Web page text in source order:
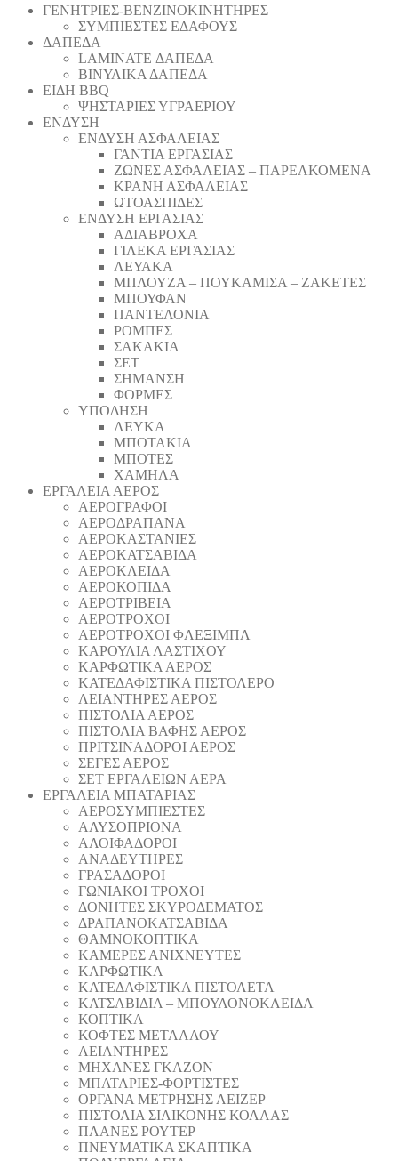
ΓΕΝΗΤΡΙΕΣ-ΒΕΝΖΙΝΟΚΙΝΗΤΗΡΕΣ
ΣΥΜΠΙΕΣΤΕΣ ΕΔΑΦΟΥΣ
ΔΑΠΕΔΑ
LAMINATE ΔΑΠΕΔΑ
ΒΙΝΥΛΙΚΑ ΔΑΠΕΔΑ
ΕΙΔΗ BBQ
ΨΗΣΤΑΡΙΕΣ ΥΓΡΑΕΡΙΟΥ
ΕΝΔΥΣΗ
ΕΝΔΥΣΗ ΑΣΦΑΛΕΙΑΣ
ΓΑΝΤΙΑ ΕΡΓΑΣΙΑΣ
ΖΩΝΕΣ ΑΣΦΑΛΕΙΑΣ – ΠΑΡΕΛΚΟΜΕΝΑ
ΚΡΑΝΗ ΑΣΦΑΛΕΙΑΣ
ΩΤΟΑΣΠΙΔΕΣ
ΕΝΔΥΣΗ ΕΡΓΑΣΙΑΣ
ΑΔΙΑΒΡΟΧΑ
ΓΙΛΕΚΑ ΕΡΓΑΣΙΑΣ
ΛΕΥΑΚΑ
ΜΠΛΟΥΖΑ – ΠΟΥΚΑΜΙΣΑ – ΖΑΚΕΤΕΣ
ΜΠΟΥΦΑΝ
ΠΑΝΤΕΛΟΝΙΑ
ΡΟΜΠΕΣ
ΣΑΚΑΚΙΑ
ΣΕΤ
ΣΗΜΑΝΣΗ
ΦΟΡΜΕΣ
ΥΠΟΔΗΣΗ
ΛΕΥΚΑ
ΜΠΟΤΑΚΙΑ
ΜΠΟΤΕΣ
ΧΑΜΗΛΑ
ΕΡΓΑΛΕΙΑ ΑΕΡΟΣ
ΑΕΡΟΓΡΑΦΟΙ
ΑΕΡΟΔΡΑΠΑΝA
ΑΕΡΟΚΑΣΤΑΝΙΕΣ
ΑΕΡΟΚΑΤΣΑΒΙΔΑ
ΑΕΡΟΚΛΕΙΔΑ
ΑΕΡΟΚΟΠΙΔΑ
ΑΕΡΟΤΡΙΒΕΙΑ
ΑΕΡΟΤΡΟΧΟΙ
ΑΕΡΟΤΡΟΧΟΙ ΦΛΕΞΙΜΠΛ
ΚΑΡΟΥΛΙΑ ΛΑΣΤΙΧΟΥ
ΚΑΡΦΩΤΙΚΑ ΑΕΡΟΣ
ΚΑΤΕΔΑΦΙΣΤΙΚΑ ΠΙΣΤΟΛΕΡΟ
ΛΕΙΑΝΤΗΡΕΣ ΑΕΡΟΣ
ΠΙΣΤΟΛΙΑ ΑΕΡΟΣ
ΠΙΣΤΟΛΙΑ ΒΑΦΗΣ ΑΕΡΟΣ
ΠΡΙΤΣΙΝΑΔΟΡΟΙ ΑΕΡΟΣ
ΣΕΓΕΣ ΑΕΡΟΣ
ΣΕΤ ΕΡΓΑΛΕΙΩΝ ΑΕΡΑ
ΕΡΓΑΛΕΙΑ ΜΠΑΤΑΡΙΑΣ
AEΡΟΣΥΜΠΙΕΣΤΕΣ
AΛΥΣΟΠΡΙΟΝΑ
ΑΛΟΙΦΑΔOΡΟI
ΑΝΑΔΕΥΤΗΡΕΣ
ΓΡΑΣΑΔΟΡΟΙ
ΓΩΝΙΑΚΟΙ ΤΡΟΧΟΙ
ΔΟΝΗΤΕΣ ΣΚΥΡΟΔΕΜΑΤΟΣ
ΔΡΑΠΑΝΟΚΑΤΣΑΒΙΔΑ
ΘAΜΝΟΚΟΠΤΙΚΑ
ΚΑΜΕΡΕΣ ΑΝΙΧΝΕΥΤΕΣ
ΚΑΡΦΩΤΙΚΑ
ΚΑΤΕΔΑΦΙΣΤΙΚΑ ΠΙΣΤΟΛΕΤΑ
ΚΑΤΣΑΒΙΔΙΑ – ΜΠΟΥΛΟΝΟΚΛΕΙΔΑ
ΚΟΠΤΙΚA
ΚΟΦΤΕΣ ΜΕΤΑΛΛΟΥ
ΛΕΙΑΝΤΗΡEΣ
ΜΗΧΑΝΕΣ ΓΚΑΖΟΝ
ΜΠΑΤΑΡΙΕΣ-ΦΟΡΤΙΣΤΕΣ
ΟΡΓΑΝΑ ΜΕΤΡΗΣΗΣ ΛΕΙΖΕΡ
ΠΙΣΤΟΛΙA ΣΙΛΙΚΟΝΗΣ ΚΟΛΛΑΣ
ΠΛΑΝΕΣ ΡΟΥΤΕΡ
ΠΝΕΥΜΑΤΙΚΑ ΣΚΑΠΤΙΚΑ